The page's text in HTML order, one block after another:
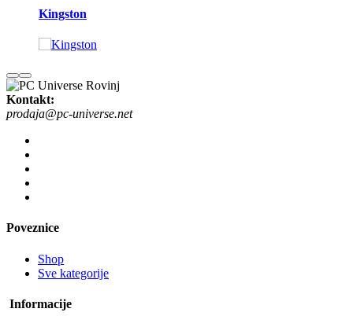
Kingston
Kontakt:
prodaja@pc-universe.net
Poveznice
Shop
Sve kategorije
Informacije